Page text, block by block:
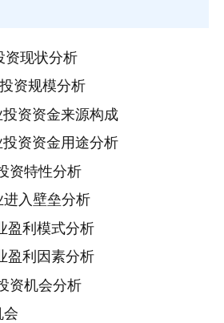
资现状分析
资规模分析
投资资金来源构成
投资资金用途分析
资特性分析
进入壁垒分析
盈利模式分析
盈利因素分析
资机会分析
会